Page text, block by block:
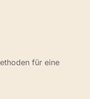
für eine